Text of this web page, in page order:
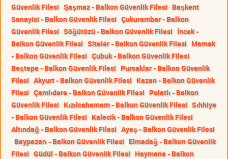
Güvenlik Filesi Şaşmaz - Balkon Güvenlik Filesi Başkent
Sanayisi - Balkon Güvenlik Filesi Çukurambar - Balkon
Güvenlik Filesi Söğütözü - Balkon Güvenlik Filesi İncek -
Balkon Güvenlik Filesi Siteler - Balkon Güvenlik Filesi Mamak
- Balkon Güvenlik Filesi Çubuk - Balkon Güvenlik Filesi
Beştepe - Balkon Güvenlik Filesi Pursaklar - Balkon Güvenlik
Filesi Akyurt - Balkon Güvenlik Filesi Kazan - Balkon Güvenlik
Filesi Çamlıdere - Balkon Güvenlik Filesi Polatlı - Balkon
Güvenlik Filesi Kızılcahamam - Balkon Güvenlik Filesi Sıhhiye
- Balkon Güvenlik Filesi Kalecik - Balkon Güvenlik Filesi
Altındağ - Balkon Güvenlik Filesi Ayaş - Balkon Güvenlik Filesi
Baypazarı - Balkon Güvenlik Filesi Elmadağ - Balkon Güvenlik
Filesi Güdül - Balkon Güvenlik Filesi Haymana - Balkon